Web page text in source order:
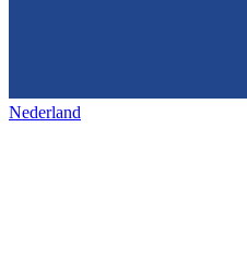
Nederland